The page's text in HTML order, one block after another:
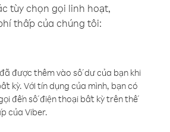
tùy chọn gọi linh hoạt,
thấp của chúng tôi:
được thêm vào số dư của bạn khi
kỳ. Với tín dụng của mình, bạn có
đến số điện thoại bất kỳ trên thế
của Viber.